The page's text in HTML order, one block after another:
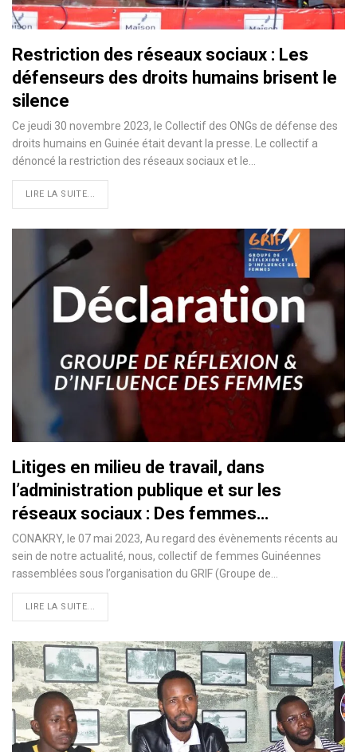
Restriction des réseaux sociaux : Les
défenseurs des droits humains brisent le
silence
Ce jeudi 30 novembre 2023, le Collectif des ONGs de défense des
droits humains en Guinée était devant la presse. Le collectif a
dénoncé la restriction des réseaux sociaux et le…
LIRE LA SUITE...
Litiges en milieu de travail, dans
l’administration publique et sur les
réseaux sociaux : Des femmes…
CONAKRY, le 07 mai 2023, Au regard des évènements récents au
sein de notre actualité, nous, collectif de femmes Guinéennes
rassemblées sous l’organisation du GRIF (Groupe de…
LIRE LA SUITE...